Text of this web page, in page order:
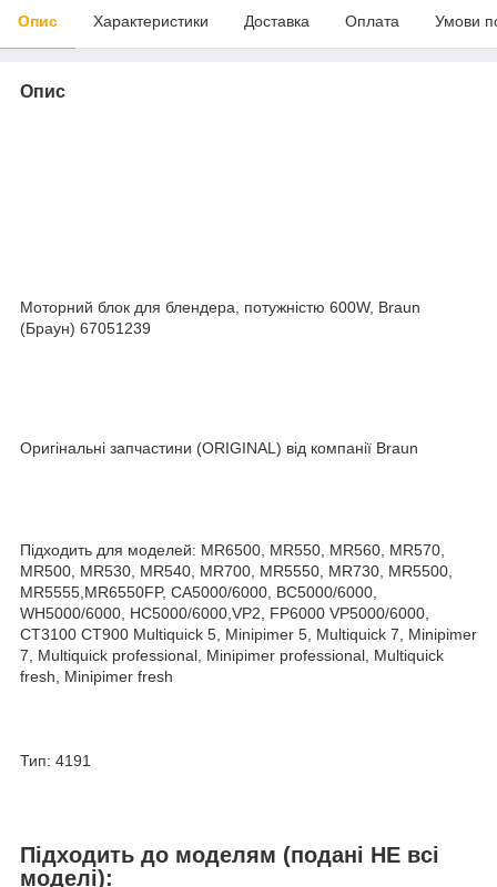
Опис Характеристики Доставка Оплата Умови
Опис
Моторний блок для блендера, потужністю 600W, Braun
(Браун) 67051239
Оригінальні запчастини (ORIGINAL) від компанії Braun
Підходить для моделей: MR6500, MR550, MR560, MR570,
MR500, MR530, MR540, MR700, MR5550, MR730, MR5500,
MR5555,MR6550FP, CA5000/6000, BC5000/6000,
WH5000/6000, HC5000/6000,VP2, FP6000 VP5000/6000,
CT3100 CT900 Multiquick 5, Minipimer 5, Multiquick 7, Minipimer
7, Multiquick professional, Minipimer professional, Multiquick
fresh, Minipimer fresh
Тип: 4191
Підходить до моделям (подані НЕ всі
моделі):